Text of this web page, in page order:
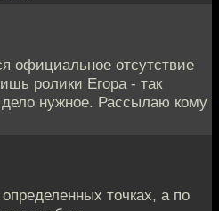
официальное отсутствие
ролики Егора - так
дело нужное. Рассылаю кому
точках, а по